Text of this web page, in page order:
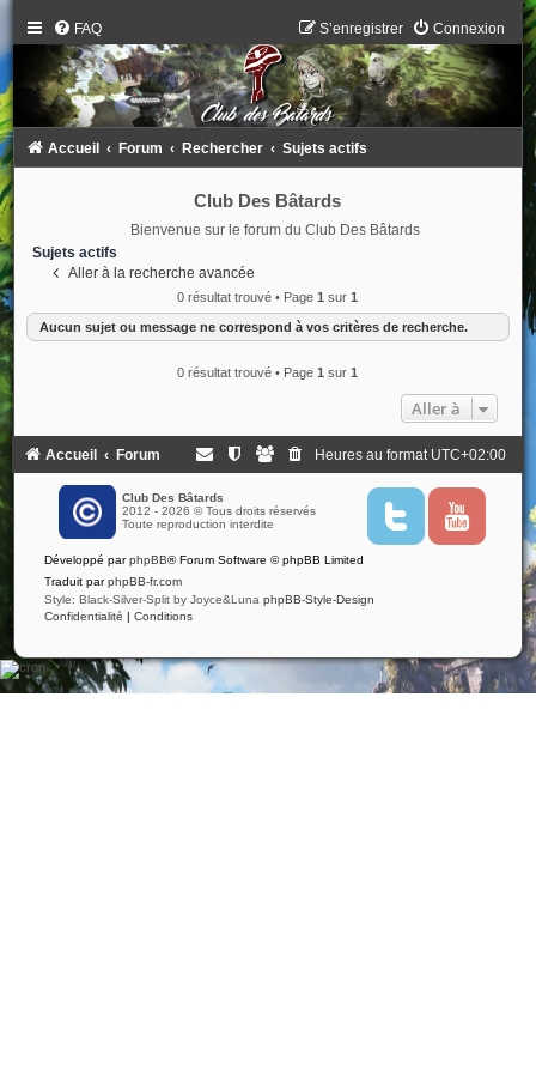
FAQ Connexion
S’enregistrer
Accueil Forum Rechercher Sujets actifs
Club Des Bâtards
Bienvenue sur le forum du Club Des Bâtards
Sujets actifs
Aller à la recherche avancée
0 résultat trouvé • Page1 sur1
Aucun sujet ou message ne correspond à vos critères de recherche.
0 résultat trouvé • Page1 sur1
Aller à
Accueil Forum Heures au format UTC+02:00
Club Des Bâtards
2012 - 2026 © Tous droits réservés
Toute reproduction interdite
T
i
Y
u
Développé parphpBB® Forum Software © phpBB Limited
Traduit parphpBB-fr.com
Style: Black-Silver-Split by Joyce&Luna phpBB-Style-Design
Confidentialité | Conditions